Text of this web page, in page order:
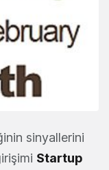
sinyallerini
Startup